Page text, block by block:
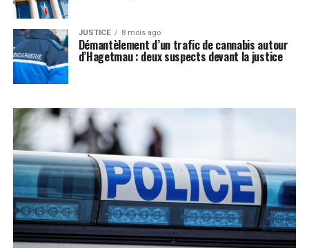
JUSTICE 8 mois ago
Démantèlement d’un trafic de cannabis autour
d’Hagetmau : deux suspects devant la justice